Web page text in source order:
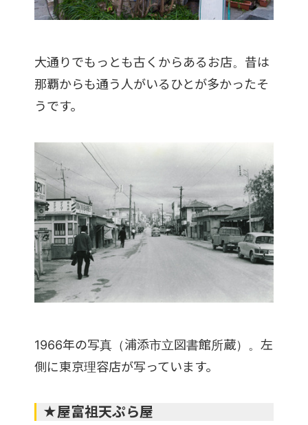
大通りでもっとも古くからあるお店。昔は
那覇からも通う人がいるひとが多かったそ
うです。
1966年の写真（浦添市立図書館所蔵）。左
側に東京理容店が写っています。
★屋富祖天ぷら屋